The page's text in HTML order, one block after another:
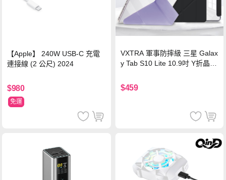
【Apple】 240W USB-C 充電
連接線 (2 公尺) 2024
$980
免運
VXTRA 軍事防摔級 三星 Galax
y Tab S10 Lite 10.9吋 Y折晶透
$459